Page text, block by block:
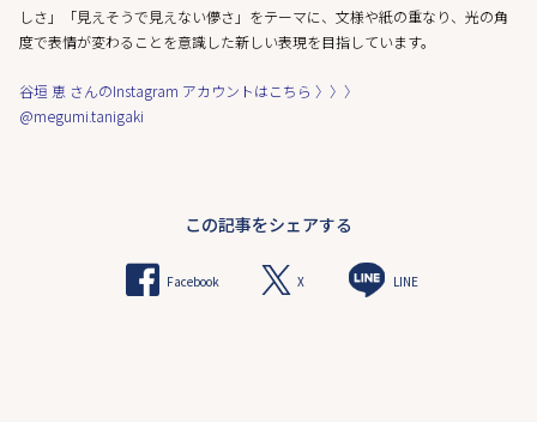
しさ」「見えそうで見えない儚さ」をテーマに、文様や紙の重なり、光の角
度で表情が変わることを意識した新しい表現を目指しています。
谷垣 恵 さんのInstagram アカウントはこちら 〉〉〉
@megumi.tanigaki
この記事をシェアする
Facebook X LINE